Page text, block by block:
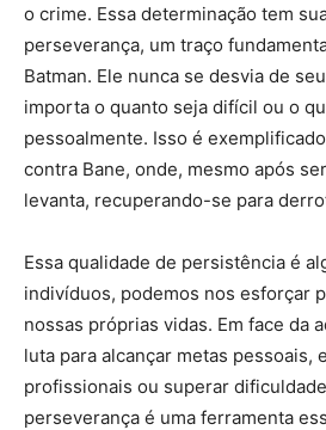
o crime. Essa determinação tem
perseverança, um traço
Batman. Ele nunca se desvia de
importa o quanto seja difícil ou o
pessoalmente. Isso é
contra Bane, onde, mesmo após
levanta, recuperando-se para
Essa qualidade de persistência é
indivíduos, podemos nos esforçar
nossas próprias vidas. Em face da
luta para alcançar metas pessoais,
profissionais ou superar
perseverança é uma ferramenta